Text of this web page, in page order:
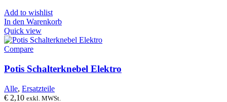
Add to wishlist
In den Warenkorb
Quick view
Compare
Potis Schalterknebel Elektro
Alle, Ersatzteile
€ 2,10 exkl. MWSt.